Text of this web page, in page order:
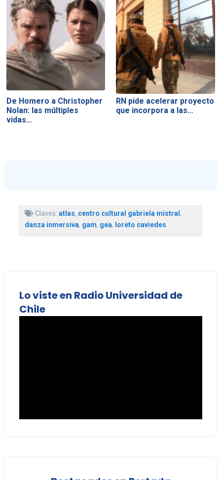
De Homero a Christopher
Nolan: las múltiples
vidas…
RN pide acelerar proyecto
que incorpora a las…
Claves: atlas, centro cultural gabriela mistral ,
danza inmersiva, gam, gea, loreto caviedes
Lo viste en Radio Universidad de
Chile